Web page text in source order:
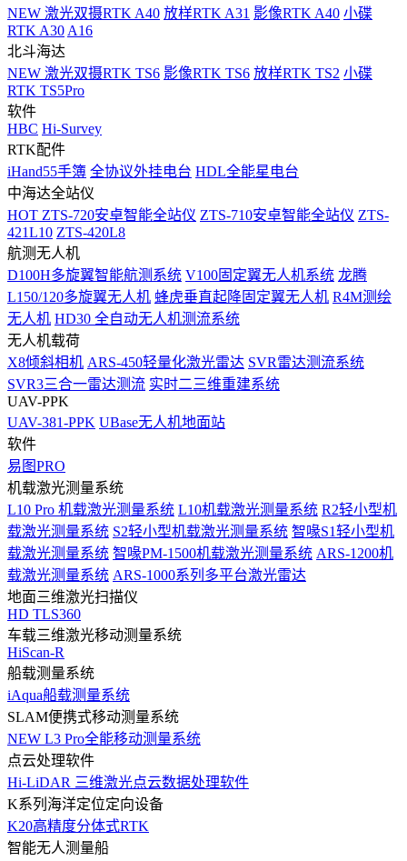
NEW 激光双摄RTK A40 放样RTK A31 影像RTK A40 小碟
RTK A30 A16
北斗海达
NEW 激光双摄RTK TS6 影像RTK TS6 放样RTK TS2 小碟
RTK TS5Pro
软件
HBC Hi-Survey
RTK配件
iHand55手簿 全协议外挂电台 HDL全能星电台
中海达全站仪
HOT ZTS-720安卓智能全站仪 ZTS-710安卓智能全站仪 ZTS-
421L10 ZTS-420L8
航测无人机
D100H多旋翼智能航测系统 V100固定翼无人机系统 龙腾
L150/120多旋翼无人机 蜂虎垂直起降固定翼无人机 R4M测绘
无人机 HD30 全自动无人机测流系统
无人机载荷
X8倾斜相机 ARS-450轻量化激光雷达 SVR雷达测流系统
SVR3三合一雷达测流 实时二三维重建系统
UAV-PPK
UAV-381-PPK UBase无人机地面站
软件
易图PRO
机载激光测量系统
L10 Pro 机载激光测量系统 L10机载激光测量系统 R2轻小型机
载激光测量系统 S2轻小型机载激光测量系统 智喙S1轻小型机
载激光测量系统 智喙PM-1500机载激光测量系统 ARS-1200机
载激光测量系统 ARS-1000系列多平台激光雷达
地面三维激光扫描仪
HD TLS360
车载三维激光移动测量系统
HiScan-R
船载测量系统
iAqua船载测量系统
SLAM便携式移动测量系统
NEW L3 Pro全能移动测量系统
点云处理软件
Hi-LiDAR 三维激光点云数据处理软件
K系列海洋定位定向设备
K20高精度分体式RTK
智能无人测量船